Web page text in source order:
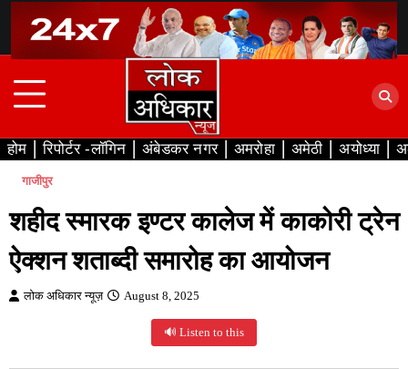
content
होम रिपोर्टर -लॉगिन अंबेडकर नगर अमरोहा अमेठी अयोध्या
गाजीपुर
शहीद स्मारक इण्टर कालेज में काकोरी ट्रेन
ऐक्शन शताब्दी समारोह का आयोजन
लोक अधिकार न्यूज़ August 8, 2025
🔊 Listen to this